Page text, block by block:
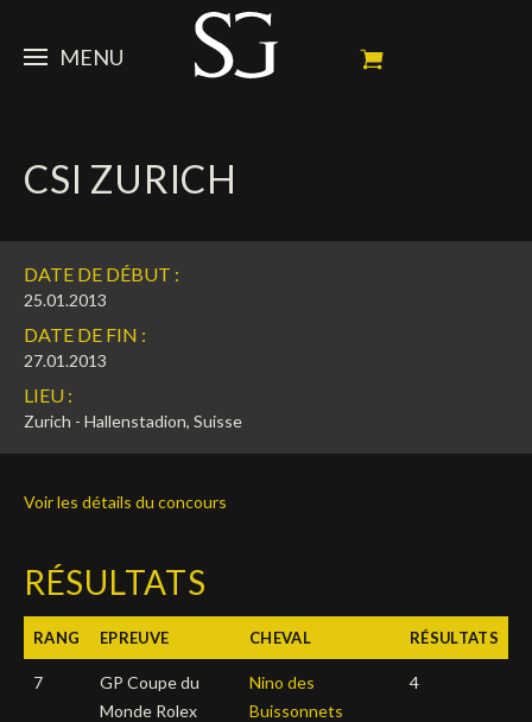
MENU
Portrait
Palmarès
Ambassadeur
ACTUALITÉ
News
Dossiers
Calendrier
Prochains concours
Galeries photos
Vidéos
Contacts médias
CHEVAUX
Mes chevaux de concours
En souvenir de
Etalon reproducteur
SPONSORS
Propriétaires
Sponsors officiels
Partenaires officiels
FAN ZONE
Autographes
Social Newsroom
SHOP
Français
English
Deutsch
CSI ZURICH
DATE DE DÉBUT :
25.01.2013
DATE DE FIN :
27.01.2013
LIEU :
Zurich - Hallenstadion, Suisse
Voir les détails du concours
RÉSULTATS
RANG EPREUVE CHEVAL RÉSULTATS
7
GP Coupe du
Monde Rolex
Nino des
Buissonnets
4